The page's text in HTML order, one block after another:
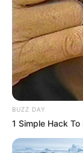
BUZZ DAY
1 Simple Hack